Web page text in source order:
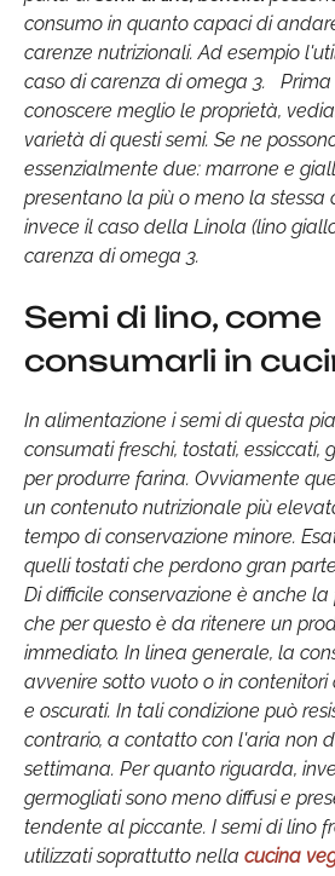
consumo in quanto capaci di
carenze nutrizionali. Ad esempio
caso di carenza di omega 3.
conoscere meglio le proprietà,
varietà di questi semi. Se ne
essenzialmente due: marrone e
presentano la più o meno la stessa
invece il caso della Linola (lino
carenza di omega 3.
Semi di lino, come
consumarli in
In alimentazione i semi di questa
consumati freschi, tostati, essiccati,
per produrre farina. Ovviamente
un contenuto nutrizionale più
tempo di conservazione minore.
quelli tostati che perdono gran
Di difficile conservazione è anche
che per questo è da ritenere un
immediato. In linea generale, la
avvenire sotto vuoto o in
e oscurati. In tali condizione può
contrario, a contatto con l'aria non
settimana. Per quanto riguarda,
germogliati sono meno diffusi e
tendente al piccante. I semi di lino
utilizzati soprattutto nella cucina